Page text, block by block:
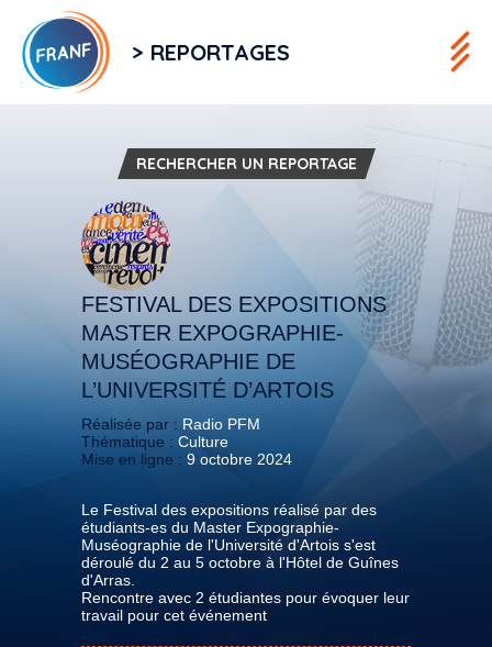
> REPORTAGES
RECHERCHER UN REPORTAGE
FESTIVAL DES EXPOSITIONS
MASTER EXPOGRAPHIE-
MUSÉOGRAPHIE DE
L’UNIVERSITÉ D’ARTOIS
Réalisée par : Radio PFM
Thématique : Culture
Mise en ligne : 9 octobre 2024
Le Festival des expositions réalisé par des
étudiants-es du Master Expographie-
Muséographie de l'Université d'Artois s'est
déroulé du 2 au 5 octobre à l'Hôtel de Guînes
d'Arras.
Rencontre avec 2 étudiantes pour évoquer leur
travail pour cet événement